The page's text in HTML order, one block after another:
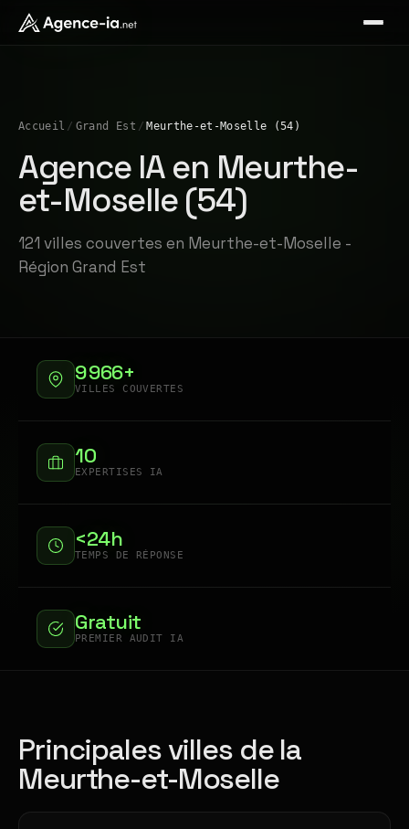
Accueil / Grand Est / Meurthe-et-Moselle (54)
Agence IA en Meurthe-
et-Moselle (54)
121 villes couvertes en Meurthe-et-Moselle -
Région Grand Est
9 966+
VILLES COUVERTES
10
EXPERTISES IA
<24h
TEMPS DE RÉPONSE
Gratuit
PREMIER AUDIT IA
Principales villes de la
Meurthe-et-Moselle